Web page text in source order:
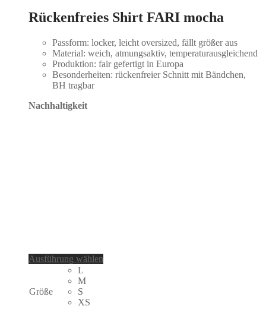
Rückenfreies Shirt FARI mocha
Passform: locker, leicht oversized, fällt größer aus
Material: weich, atmungsaktiv, temperaturausgleichend
Produktion: fair gefertigt in Europa
Besonderheiten: rückenfreier Schnitt mit Bändchen,
BH tragbar
Nachhaltigkeit
Ausführung wählen
Größe
L
M
S
XS